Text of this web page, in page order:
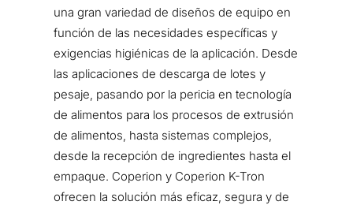
una gran variedad de diseños de equipo en
función de las necesidades específicas y
exigencias higiénicas de la aplicación. Desde
las aplicaciones de descarga de lotes y
pesaje, pasando por la pericia en tecnología
de alimentos para los procesos de extrusión
de alimentos, hasta sistemas complejos,
desde la recepción de ingredientes hasta el
empaque. Coperion y Coperion K-Tron
ofrecen la solución más eficaz, segura y de